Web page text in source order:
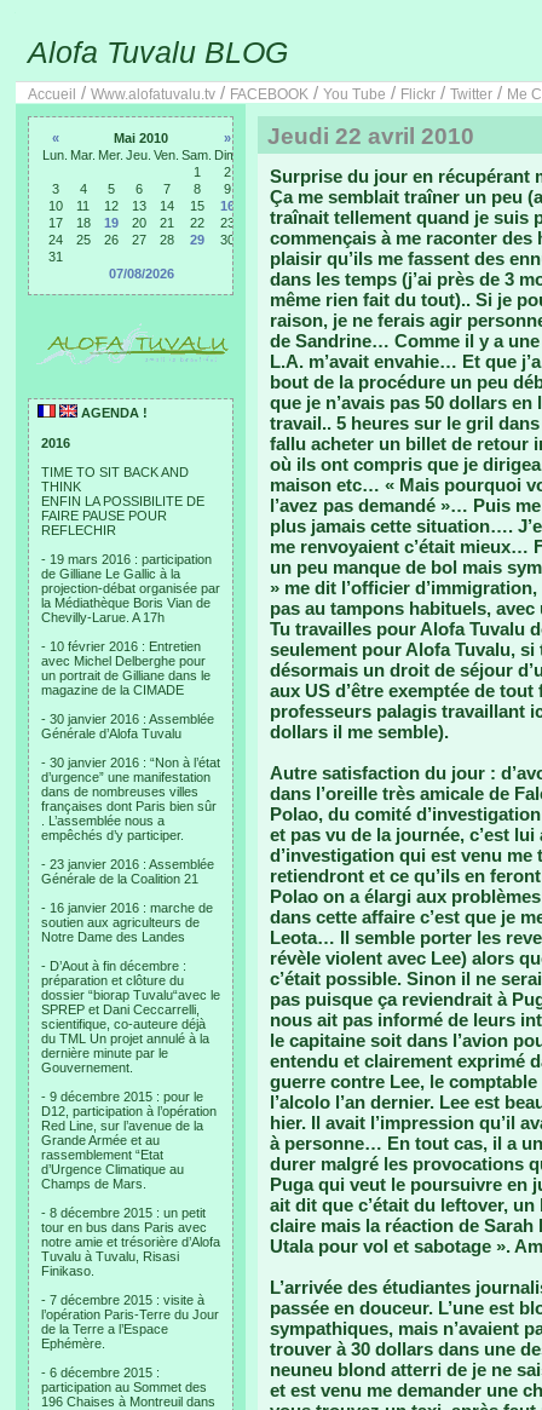
Alofa Tuvalu BLOG
Accueil / Www.alofatuvalu.tv / FACEBOOK / You Tube / Flickr / Twitter / Me
« Mai 2010
»
Lun. Mar. Mer. Jeu. Ven. Sam. Dim.
1
2
3
4 5 6 7 8
9
10
11 12 13 14 15
16
17
18 19 20 21 22
23
24
25 26 27 28 29
30
31
07/08/2026
AGENDA !
2016
TIME TO SIT BACK AND
THINK
ENFIN LA POSSIBILITE DE
FAIRE PAUSE POUR
REFLECHIR
- 19 mars 2016 : participation
de Gilliane Le Gallic à la
projection-débat organisée par
la Médiathèque Boris Vian de
Chevilly-Larue. A 17h
- 10 février 2016 : Entretien
avec Michel Delberghe pour
un portrait de Gilliane dans le
magazine de la CIMADE
- 30 janvier 2016 : Assemblée
Générale d’Alofa Tuvalu
- 30 janvier 2016 : “Non à l’état
d’urgence” une manifestation
dans de nombreuses villes
françaises dont Paris bien sûr
. L’assemblée nous a
empêchés d’y participer.
- 23 janvier 2016 : Assemblée
Générale de la Coalition 21
- 16 janvier 2016 : marche de
soutien aux agriculteurs de
Notre Dame des Landes
- D’Aout à fin décembre :
préparation et clôture du
dossier “biorap Tuvalu“avec le
SPREP et Dani Ceccarrelli,
scientifique, co-auteure déjà
du TML Un projet annulé à la
dernière minute par le
Gouvernement.
- 9 décembre 2015 : pour le
D12, participation à l’opération
Red Line, sur l’avenue de la
Grande Armée et au
rassemblement “Etat
d’Urgence Climatique au
Champs de Mars.
- 8 décembre 2015 : un petit
tour en bus dans Paris avec
notre amie et trésorière d’Alofa
Tuvalu à Tuvalu, Risasi
Finikaso.
- 7 décembre 2015 : visite à
l’opération Paris-Terre du Jour
de la Terre a l’Espace
Ephémère.
- 6 décembre 2015 :
participation au Sommet des
196 Chaises à Montreuil dans
Jeudi 22 avril 2010
Surprise du jour en récupérant
Ça me semblait traîner un peu
traînait tellement quand je suis
commençais à me raconter
plaisir qu’ils me fassent des
dans les temps (j’ai près de 3
même rien fait du tout).. Si je
raison, je ne ferais agir
de Sandrine… Comme il y a
L.A. m’avait envahie… Et que
bout de la procédure un peu
que je n’avais pas 50 dollars
travail.. 5 heures sur le gril
fallu acheter un billet de retour
où ils ont compris que je
maison etc… « Mais pourquoi
l’avez pas demandé »… Puis
plus jamais cette situation….
me renvoyaient c’était mieux…
un peu manque de bol mais
» me dit l’officier
pas au tampons habituels,
Tu travailles pour Alofa Tuvalu
seulement pour Alofa Tuvalu,
désormais un droit de séjour
aux US d’être exemptée de
professeurs palagis travaillant
dollars il me semble).
Autre satisfaction du jour :
dans l’oreille très amicale de
Polao, du comité
et pas vu de la journée, c’est
d’investigation qui est venu me
retiendront et ce qu’ils en
Polao on a élargi aux
dans cette affaire c’est que je
Leota… Il semble porter les
révèle violent avec Lee) alors
c’était possible. Sinon il ne
pas puisque ça reviendrait à
nous ait pas informé de leurs
le capitaine soit dans l’avion
entendu et clairement exprimé
guerre contre Lee, le
l’alcolo l’an dernier. Lee est
hier. Il avait l’impression qu’il
à personne… En tout cas, il a
durer malgré les provocations
Puga qui veut le poursuivre en
ait dit que c’était du leftover,
claire mais la réaction de Sarah
Utala pour vol et sabotage ».
L’arrivée des étudiantes
passée en douceur. L’une est
sympathiques, mais n’avaient
trouver à 30 dollars dans une
neuneu blond atterri de je ne
et est venu me demander une